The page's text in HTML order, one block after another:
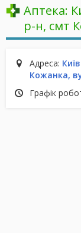
Аптека:
р-н, смт
Адреса:
Кожанка,
Графік